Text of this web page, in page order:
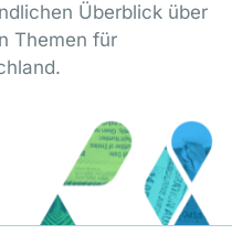
Überblick über
Themen für